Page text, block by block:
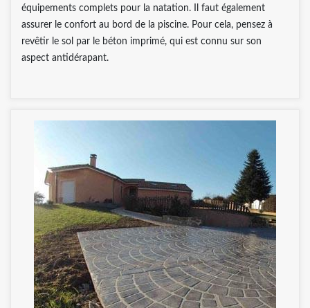
équipements complets pour la natation. Il faut également
assurer le confort au bord de la piscine. Pour cela, pensez à
revêtir le sol par le béton imprimé, qui est connu sur son
aspect antidérapant.